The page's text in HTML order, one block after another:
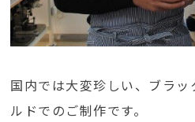
国内では大変珍しい、ブラ
ルドでのご制作です。